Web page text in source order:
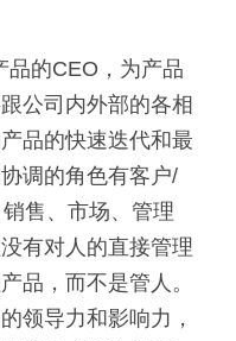
品的CEO，为产品
公司内外部的各相
品的快速迭代和最
调的角色有客户/
售、市场、管理
有对人的直接管理
品，而不是管人。
领导力和影响力，